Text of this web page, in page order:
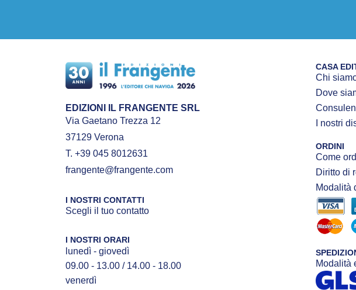
EDIZIONI IL FRANGENTE SRL
Via Gaetano Trezza 12
37129 Verona
T. +39 045 8012631
frangente@frangente.com
I NOSTRI CONTATTI
Scegli il tuo contatto
I NOSTRI ORARI
lunedì - giovedì
09.00 - 13.00 / 14.00 - 18.00
venerdì
CASA
Chi
Dove
I nostri
ORDINI
Come
Diritto di
Modalità
Modalità